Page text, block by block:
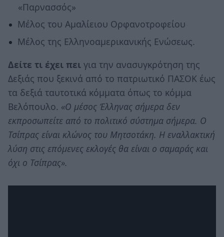
«Παρνασσός»
Μέλος του Αμαλίειου Ορφανοτροφείου
Μέλος της Ελληνοαμερικανικής Ενώσεως.
Δείτε τι έχει πει για την ανασυγκρότηση της
Δεξιάς που ξεκινά από το πατριωτικό ΠΑΣΟΚ έως
τα δεξιά ταυτοτικά κόμματα όπως το κόμμα
Βελόπουλο. «Ο μέσος Έλληνας σήμερα δεν
εκπροσωπείτε από το πολιτικό σύστημα σήμερα. Ο
Τσίπρας είναι κλώνος του Μητσοτάκη. Η εναλλακτική
λύση στις επόμενες εκλογές θα είναι ο σαμαράς και
όχι ο Τσίπρας».